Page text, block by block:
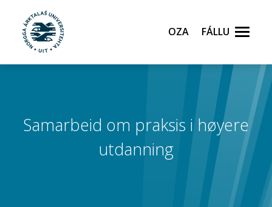
Gå til hovedinnhold
Oza Fállu
Samarbeid om praksis i høyere
utdanning